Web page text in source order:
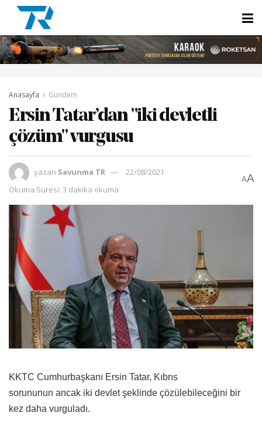
Anasayfa Gündem
Ersin Tatar’dan "iki devletli
çözüm" vurgusu
yazan Savunma TR
22/08/2021
Okuma Süresi: 3 dakika okuma
AA
KKTC Cumhurbaşkanı Ersin Tatar, Kıbrıs
sorununun ancak iki devlet şeklinde çözülebileceğini bir
kez daha vurguladı.